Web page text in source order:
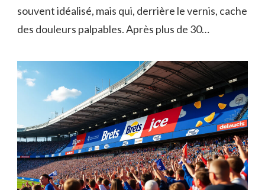
souvent idéalisé, mais qui, derrière le vernis, cache
des douleurs palpables. Après plus de 30…